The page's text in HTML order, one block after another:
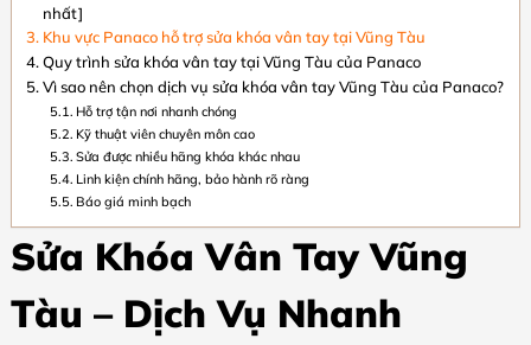
nhất]
Khu vực Panaco hỗ trợ sửa khóa vân tay tại Vũng Tàu
Quy trình sửa khóa vân tay tại Vũng Tàu của Panaco
Vì sao nên chọn dịch vụ sửa khóa vân tay Vũng Tàu của Panaco?
Hỗ trợ tận nơi nhanh chóng
Kỹ thuật viên chuyên môn cao
Sửa được nhiều hãng khóa khác nhau
Linh kiện chính hãng, bảo hành rõ ràng
Báo giá minh bạch
Sửa Khóa Vân Tay Vũng
Tàu – Dịch Vụ Nhanh